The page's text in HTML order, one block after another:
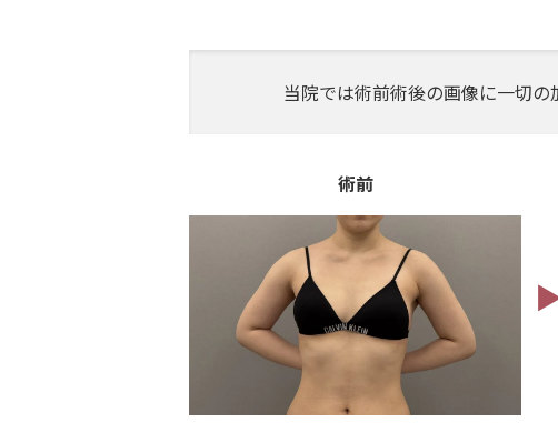
シリコンのエコー検査で何がわかる？バッグ
態を確認する手順
顔の脂肪吸引
当院では術前術後の画像に一切の
術前